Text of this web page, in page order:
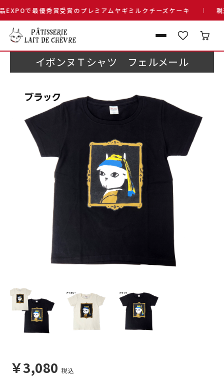
で最優秀賞受賞のプレミアムヤギミルクチーズケーキ 税込
イボンヌＴシャツ フェルメール
￥3,080 税込